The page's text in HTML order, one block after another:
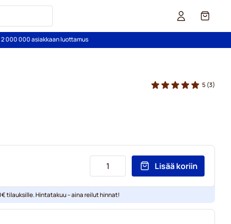
Kori
2 000 000 asiakkaan luottamus
5(3)
Lisää koriin
tilauksille. Hintatakuu – aina reilut hinnat!